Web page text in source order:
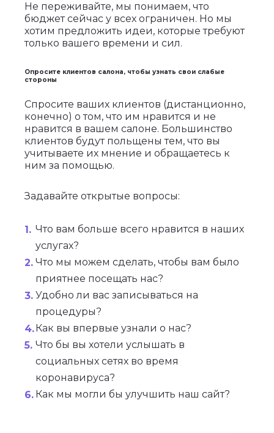
Не переживайте, мы понимаем, что
бюджет сейчас у всех ограничен. Но мы
хотим предложить идеи, которые требуют
только вашего времени и сил.
Опросите клиентов салона, чтобы узнать свои слабые
стороны
Спросите ваших клиентов (дистанционно,
конечно) о том, что им нравится и не
нравится в вашем салоне. Большинство
клиентов будут польщены тем, что вы
учитываете их мнение и обращаетесь к
ним за помощью.
Задавайте открытые вопросы:
Что вам больше всего нравится в наших
услугах?
Что мы можем сделать, чтобы вам было
приятнее посещать нас?
Удобно ли вас записываться на
процедуры?
Как вы впервые узнали о нас?
Что бы вы хотели услышать в
социальных сетях во время
коронавируса?
Как мы могли бы улучшить наш сайт?